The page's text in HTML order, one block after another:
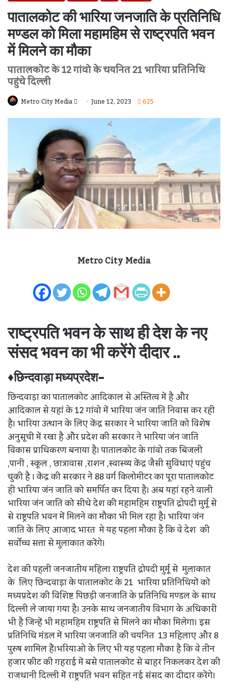
पातालकोट की भारिया जनजाति के प्रतिनिधि
मण्डल को मिला महामहिम से राष्ट्रपति भवन
में मिलने का मौका
पातालकोट के 12 गांवो के चयनित 21 भारिया प्रतिनिधि
पहुंचे दिल्ली
Metro City Media
SendJune 12, 2023 625
Metro City Media
राष्ट्रपति भवन के साथ ही देश के नए
संसद भवन का भी करेंगे दीदार ..
♦छिन्दवाड़ा मध्यप्रदेश-
छिन्दवाड़ा का पातालकोट आदिकाल से अस्तित्व में है और
आदिकाल से यहां के 12 गांवो में भारिया जंन जाति निवास कर रही
है। भारिया उत्थान के लिए केंद्र सरकार ने भारिया जाति को विशेष
अनुसूची में रखा है और प्रदेश की सरकार ने भारिया जंन जाति
विकास प्राधिकरण बनाया है। पातालकोट के गांवो तक बिजली
,पानी , स्कूल , छात्रावास ,राशन ,स्वास्थ्य केंद्र जैसी सुविधाएं पहुंच
चुकी है । केंद्र की सरकार ने 88 वर्ग किलोमीटर का पूरा पातालकोट
ही भारिया जंन जाति को समर्पित कर दिया है। अब यहां रहने वाली
भारिया जंन जाति को सीधे देश की महामहिम राष्ट्रपति द्रोपदी मुर्मू से
से राष्ट्रपति भवन में मिलने का मौका भी मिल रहा है। भारिया जंन
जाति के लिए आजाद भारत मे यह पहला मौका है कि वे देश की
सर्वोच्च सत्ता से मुलाकात करेंगे।
देश की पहली जनजातीय महिला राष्ट्रपति द्रोपदी मुर्मू से मुलाकात
के लिए छिन्दवाड़ा के पातालकोट के 21 भारिया प्रतिनिधियों को
मध्यप्रदेश की विशिष्ट पिछड़ी जनजाति के प्रतिनिधि मण्डल के साथ
दिल्ली ले जाया गया है। उनके साथ जनजातीय विभाग के अधिकारी
भी है जिन्हें भी महामहिम राष्ट्रपति से मिलने का मौका मिलेगा। इस
प्रतिनिधि मंडल में भारिया जनजाति की चयनित 13 महिलाए और 8
पुरुष शामिल हैं।भरियाओ के लिए भी यह पहला मौका है कि वे तीन
हजार फीट की गहराई में बसे पातालकोट से बाहर निकलकर देश की
राजधानी दिल्ली में राष्ट्रपति भवन सहित नई संसद का दीदार करेंगे।